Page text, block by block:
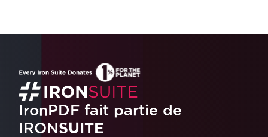
IronPDF fait partie de
IRONSUITE